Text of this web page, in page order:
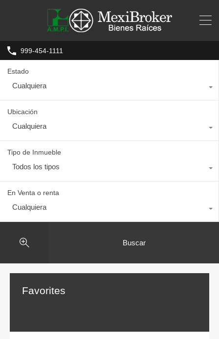
999-454-1111
Estado
Cualquiera
Ubicación
Cualquiera
Tipo de Inmueble
Todos los tipos
En Venta o renta
Cualquiera
Buscar
Favorites